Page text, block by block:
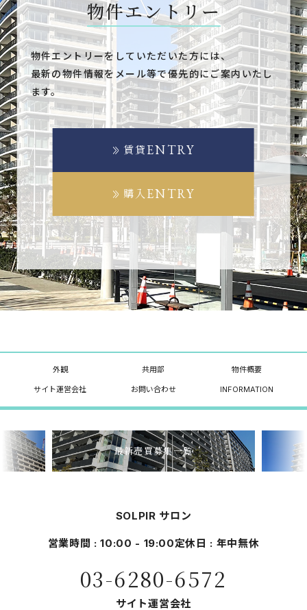
物件エントリー
物件エントリーをしていただいた方には、
最新の物件情報をメール等で優先的にご案内いたし
ます。
賃貸 ENTRY
購入 ENTRY
外観 共用部 物件概要
サイト運営会社 お問い合わせ INFORMATION
最新売買募集一覧
SOLPIR サロン
営業時間 : 10:00 - 19:00定休日 : 年中無休
03-6280-6572
サイト運営会社